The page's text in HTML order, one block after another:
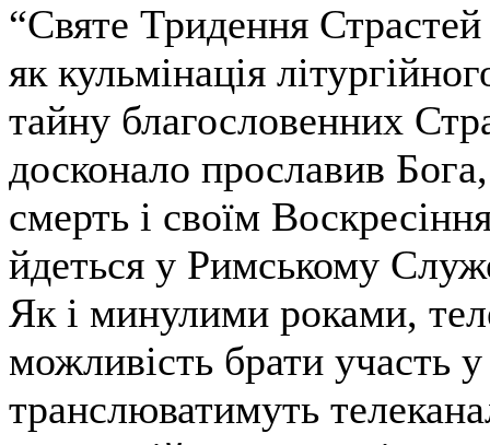
“Святе Тридення
як кульмінація
тайну благословенних
досконало прославив
смерть і своїм
йдеться у Римському
Як і минулими роками,
можливість брати участь
транслюватимуть